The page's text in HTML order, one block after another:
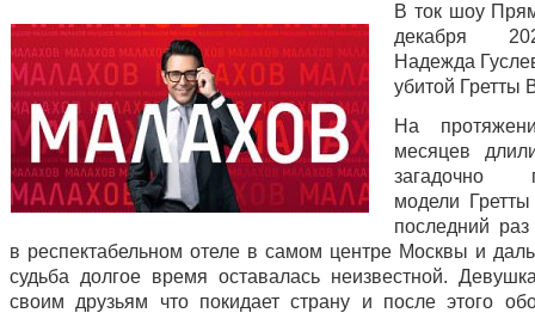
В ток шоу
декабря
Надежда
убитой Гретты
На
месяцев
загадочно
модели
последний
в респектабельном отеле в самом центре Москвы и
судьба долгое время оставалась неизвестной.
своим друзьям что покидает страну и после этого